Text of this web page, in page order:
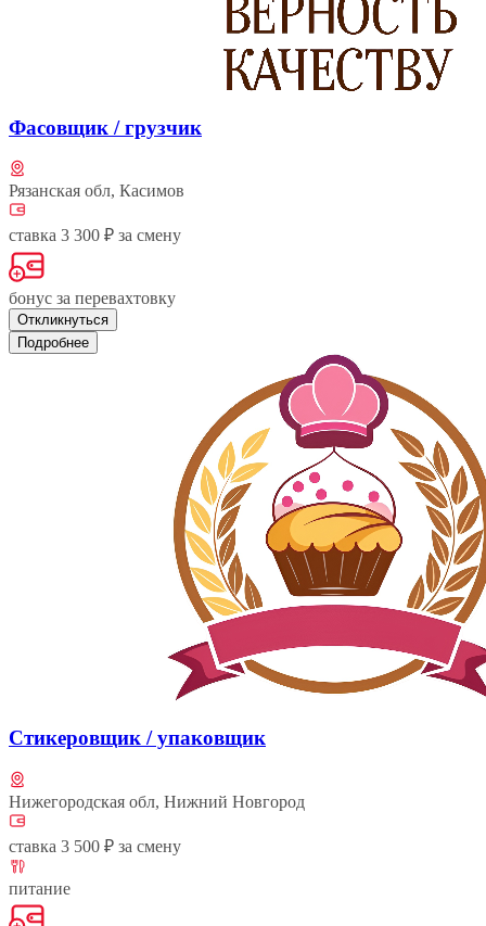
Фасовщик / грузчик
Рязанская обл, Касимов
ставка 3 300 ₽ за смену
бонус за перевахтовку
Откликнуться
Подробнее
Стикеровщик / упаковщик
Нижегородская обл, Нижний Новгород
ставка 3 500 ₽ за смену
питание